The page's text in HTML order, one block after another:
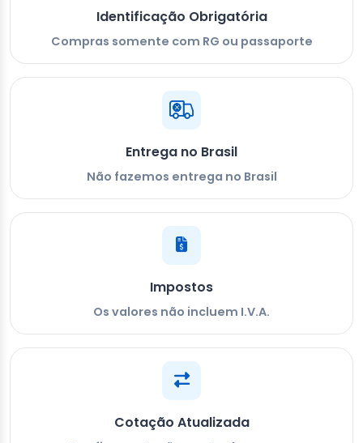
Identificação Obrigatória
Compras somente com RG ou passaporte
Entrega no Brasil
Não fazemos entrega no Brasil
Impostos
Os valores não incluem I.V.A.
Cotação Atualizada